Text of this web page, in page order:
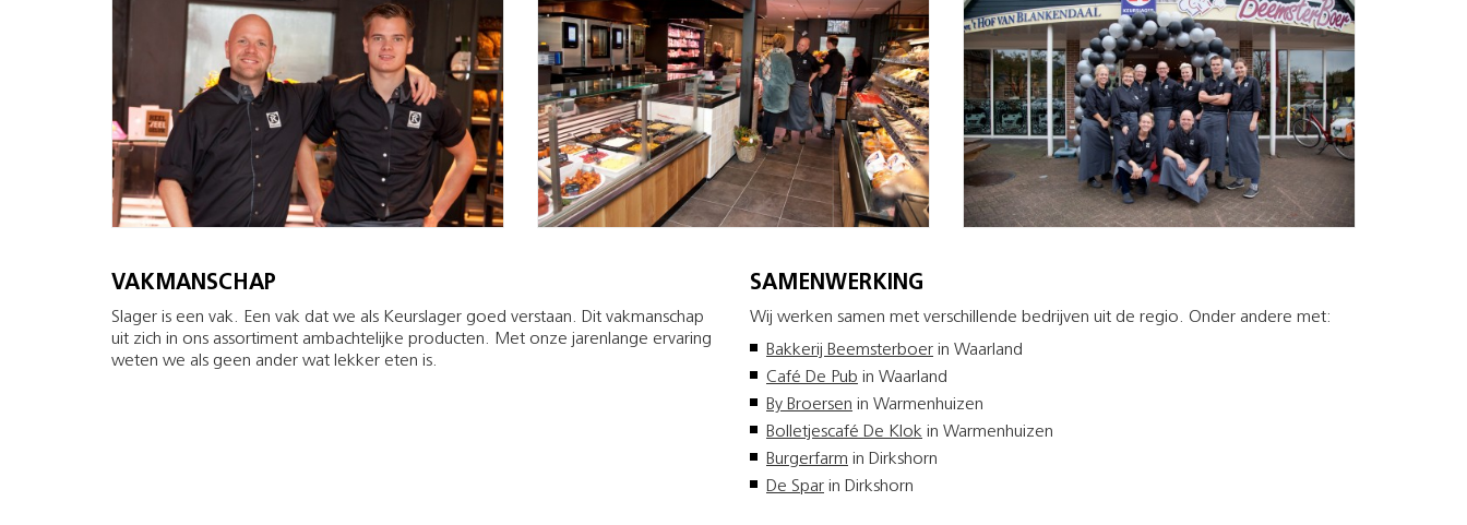
VAKMANSCHAP
Slager is een vak. Een vak dat we als Keurslager goed verstaan. Dit vakmanschap
uit zich in ons assortiment ambachtelijke producten. Met onze jarenlange ervaring
weten we als geen ander wat lekker eten is.
SAMENWERKING
Wij werken samen met verschillende bedrijven uit de regio. Onder andere met:
Bakkerij Beemsterboer in Waarland
Café De Pub in Waarland
By Broersen in Warmenhuizen
Bolletjescafé De Klok in Warmenhuizen
Burgerfarm in Dirkshorn
De Spar in Dirkshorn